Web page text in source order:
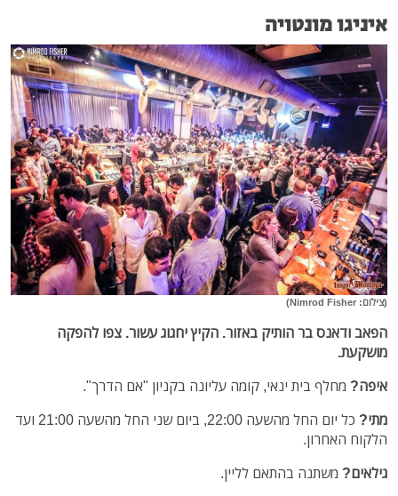
איניגו מונטויה
(צילום: Nimrod Fisher)
הפאב ודאנס בר הותיק באזור. הקיץ יחגוג עשור. צפו להפקה
מושקעת.
איפה? מחלף בית ינאי, קומה עליונה בקניון "אם הדרך".
מתי?
כל יום החל מהשעה 22:00, ביום שני החל מהשעה 21:00 ועד
הלקוח האחרון.
גילאים? משתנה בהתאם לליין.